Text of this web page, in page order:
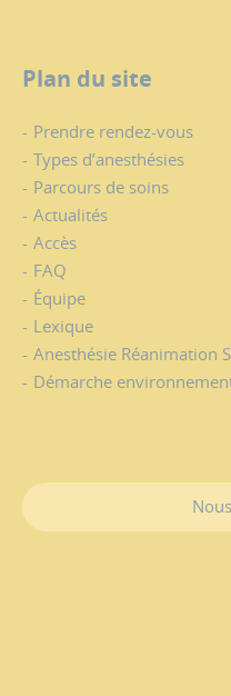
Plan du site
Prendre rendez-vous
Types d’anesthésies
Parcours de soins
Actualités
Accès
FAQ
Équipe
Lexique
Anesthésie Réanimation
Démarche